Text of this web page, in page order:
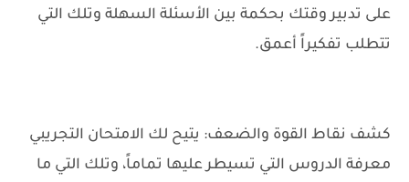
على تدبير وقتك بحكمة بين الأسئلة السهلة وتلك التي
تتطلب تفكيراً أعمق.
كشف نقاط القوة والضعف: يتيح لك الامتحان التجريبي
معرفة الدروس التي تسيطر عليها تماماً، وتلك التي ما